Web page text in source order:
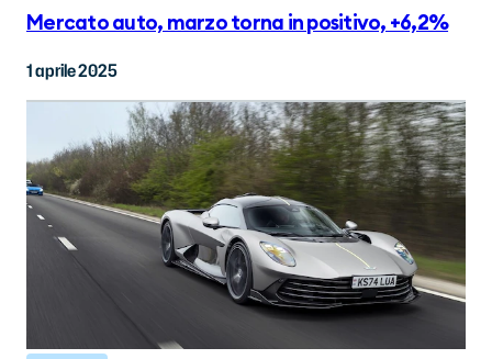
Mercato auto, marzo torna in positivo, +6,2%
1 aprile 2025